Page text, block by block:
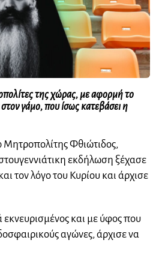
της χώρας, με αφορμή το
γάμο, που ίσως κατεβάσει η
Φθιώτιδος,
εκδήλωση ξέχασε
τον λόγο του Κυρίου και άρχισε
και με ύφος που
αγώνες, άρχισε να